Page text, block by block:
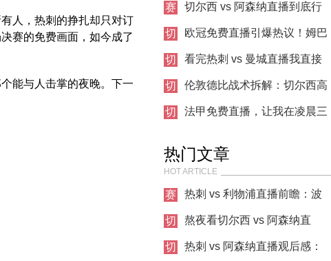
人，热刺的挣扎却只对订
赛的免费画面，如今成了
能与人击掌的夜晚。下一
试
目
核能否攻破热刺防线？
赛
前
切尔西 vs 阿森纳直播到底行
不行？两派球迷吵翻了
切
西
阵
欧冠免费直播引爆热议！姆巴
佩这脚爆杆看得我血压飙升
切
西
点
看完热刺 vs 曼城直播我直接
血压飙升，这裁判是来搞笑的
吗？
切
西
伦敦德比战术拆解：切尔西高
压围剿热刺，欧战资格谁主沉
切
其
他
阵
法甲免费直播，让我在凌晨三
命
热门文章
HOT ARTICLE
赛
前
热刺 vs 利物浦直播前瞻：波
叔的“七伤拳”，能破克洛普
的“重金属”吗？
切
西
熬夜看切尔西 vs 阿森纳直
播，这比赛要素也太多了！
切
热刺 vs 阿森纳直播观后感：